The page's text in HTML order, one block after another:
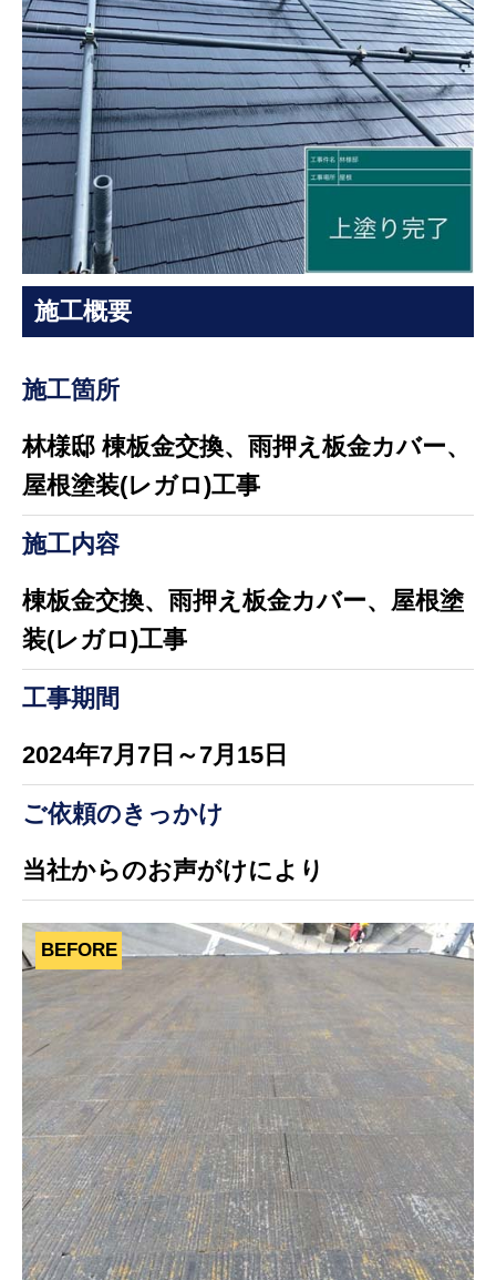
施工概要
施工箇所
林様邸 棟板金交換、雨押え板金カバー、
屋根塗装(レガロ)工事
施工内容
棟板金交換、雨押え板金カバー、屋根塗
装(レガロ)工事
工事期間
2024年7月7日～7月15日
ご依頼のきっかけ
当社からのお声がけにより